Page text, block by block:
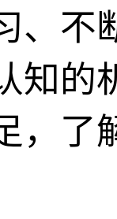
、不
知的
，了